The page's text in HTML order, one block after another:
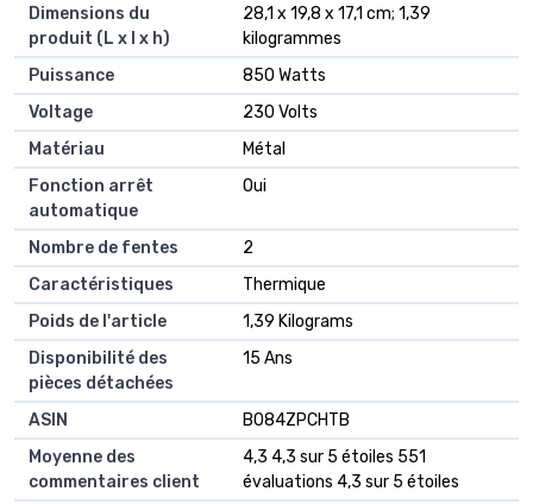
Dimensions du
produit (L x l x h)
‎28,1 x 19,8 x 17,1 cm; 1,39
kilogrammes
Puissance
‎850 Watts
Voltage
‎230 Volts
Matériau
‎Métal
Fonction arrêt
automatique
‎Oui
Nombre de fentes
‎2
Caractéristiques
‎Thermique
Poids de l'article
‎1,39 Kilograms
Disponibilité des
pièces détachées
‎15 Ans
ASIN
B084ZPCHTB
Moyenne des
commentaires client
4,3 4,3 sur 5 étoiles 551
évaluations 4,3 sur 5 étoiles